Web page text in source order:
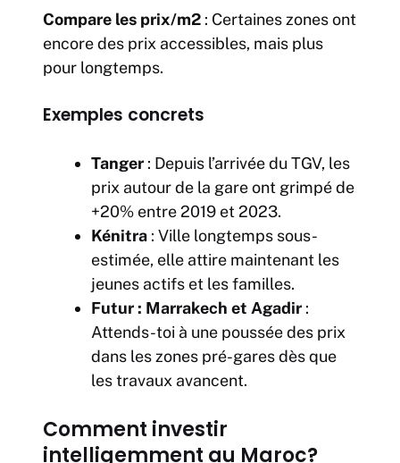
Compare les prix/m2 : Certaines zones ont
encore des prix accessibles, mais plus
pour longtemps.
Exemples concrets
Tanger : Depuis l’arrivée du TGV, les
prix autour de la gare ont grimpé de
+20% entre 2019 et 2023.
Kénitra : Ville longtemps sous-
estimée, elle attire maintenant les
jeunes actifs et les familles.
Futur : Marrakech et Agadir :
Attends-toi à une poussée des prix
dans les zones pré-gares dès que
les travaux avancent.
Comment investir
intelligemment au Maroc?